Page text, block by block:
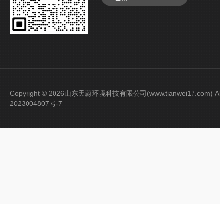
Copyright © 2026山东天蔚环境科技有限公司(www.tianwei17.com)
2023004807号-7